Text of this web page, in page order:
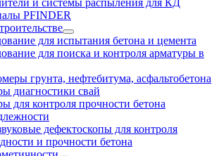
и системы распыления для КД
PFINDER
для испытания бетона и цемента
для поиска и контроля арматуры в
грунта, нефтебитума, асфальтобетона
диагностики свай
для контроля прочности бетона
дефектоскопы для контроля
и прочности бетона